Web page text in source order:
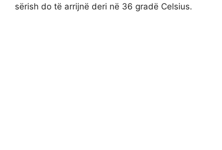
sërish do të arrijnë deri në 36 gradë Celsius.